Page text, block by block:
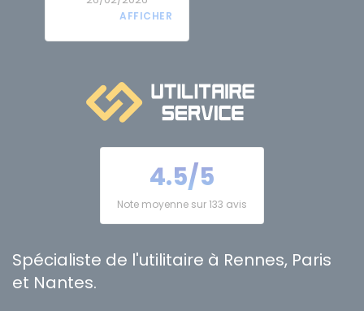
4.5/5
Note moyenne sur 133 avis
Spécialiste de l'utilitaire à Rennes, Paris
et Nantes.